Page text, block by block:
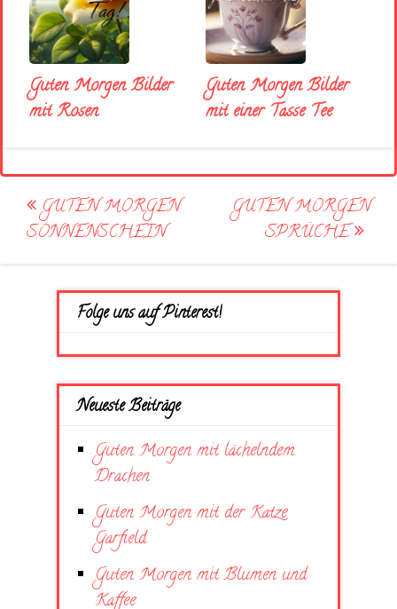
Guten Morgen Bilder
mit Rosen
Guten Morgen Bilder
mit einer Tasse Tee
Post
navigation
GUTEN MORGEN
SONNENSCHEIN
GUTEN MORGEN
SPRÜCHE
Folge uns auf Pinterest!
Neueste Beiträge
Guten Morgen mit lächelndem
Drachen
Guten Morgen mit der Katze
Garfield
Guten Morgen mit Blumen und
Kaffee